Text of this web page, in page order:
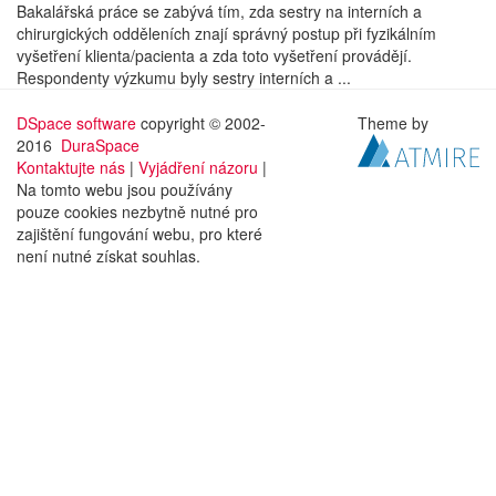
Bakalářská práce se zabývá tím, zda sestry na interních a
chirurgických odděleních znají správný postup při fyzikálním
vyšetření klienta/pacienta a zda toto vyšetření provádějí.
Respondenty výzkumu byly sestry interních a ...
DSpace software copyright © 2002-
2016 DuraSpace
Kontaktujte nás | Vyjádření názoru |
Na tomto webu jsou používány
pouze cookies nezbytně nutné pro
zajištění fungování webu, pro které
není nutné získat souhlas.
Theme by